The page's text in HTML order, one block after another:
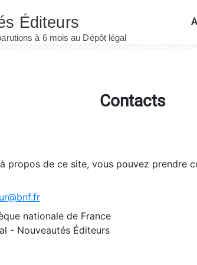
Contacts
propos de ce site, vous pouvez prendre
nationale de France
- Nouveautés Éditeurs